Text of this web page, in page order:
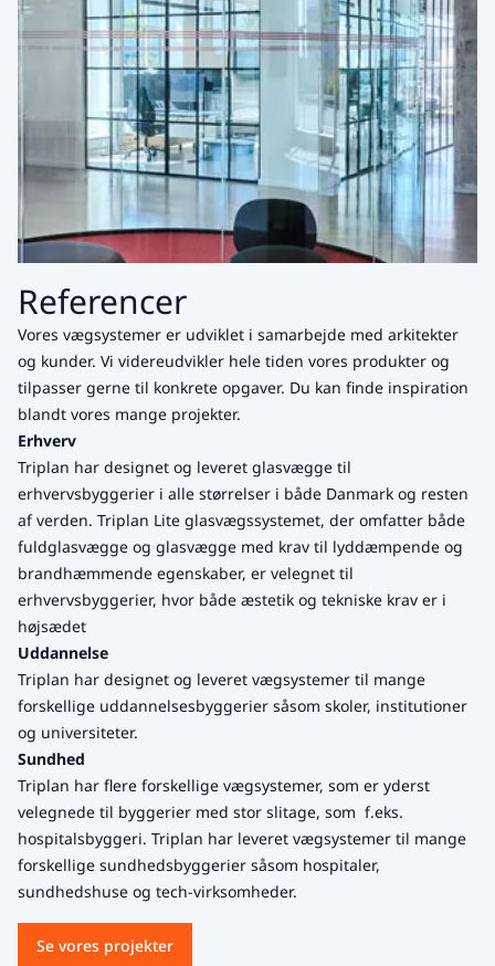
Referencer
Vores vægsystemer er udviklet i samarbejde med arkitekter
og kunder. Vi videreudvikler hele tiden vores produkter og
tilpasser gerne til konkrete opgaver. Du kan finde inspiration
blandt vores mange projekter.
Erhverv
Triplan har designet og leveret glasvægge til
erhvervsbyggerier i alle størrelser i både Danmark og resten
af verden. Triplan Lite glasvægssystemet, der omfatter både
fuldglasvægge og glasvægge med krav til lyddæmpende og
brandhæmmende egenskaber, er velegnet til
erhvervsbyggerier, hvor både æstetik og tekniske krav er i
højsædet
Uddannelse
Triplan har designet og leveret vægsystemer til mange
forskellige uddannelsesbyggerier såsom skoler, institutioner
og universiteter.
Sundhed
Triplan har flere forskellige vægsystemer, som er yderst
velegnede til byggerier med stor slitage, som f.eks.
hospitalsbyggeri. Triplan har leveret vægsystemer til mange
forskellige sundhedsbyggerier såsom hospitaler,
sundhedshuse og tech-virksomheder.
Se vores projekter